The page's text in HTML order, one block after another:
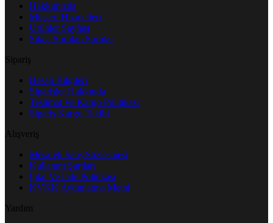
Hakkımızda
Müşteri Hizmetleri
Ürünler Sayfası
Sıkça Sorulan Sorular
Sipariş
Hesap Bilgileri
Siparişler Hakkında
Teslimat Ve Kargo Politikası
Sipariş Kargo Takibi
Alışveriş
Mesafeli Satış Sözleşmesi
Kullanım Şartları
İptal Ve İade Politikası
KVKK Aydınlatma Metni
Yardım